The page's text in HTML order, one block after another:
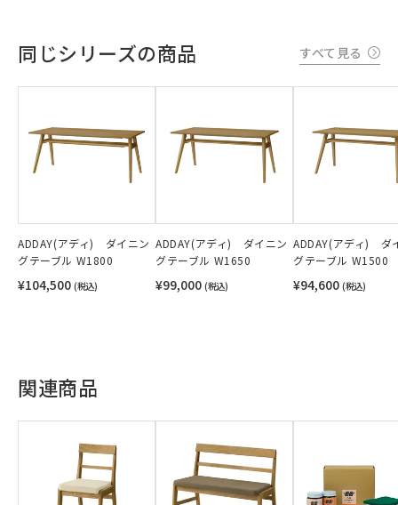
同じシリーズの商品 すべて見る
ADDAY(アディ) ダイニン
グテーブル W1800
¥104,500 (税込)
ADDAY(アディ) ダイニン
グテーブル W1650
¥99,000 (税込)
ADDAY(アディ) ダ
グテーブル W1500
¥94,600 (税込)
関連商品